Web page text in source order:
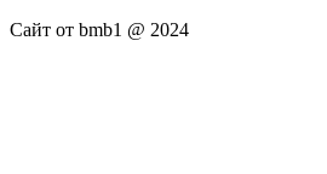
Сайт от bmb1 @ 2024